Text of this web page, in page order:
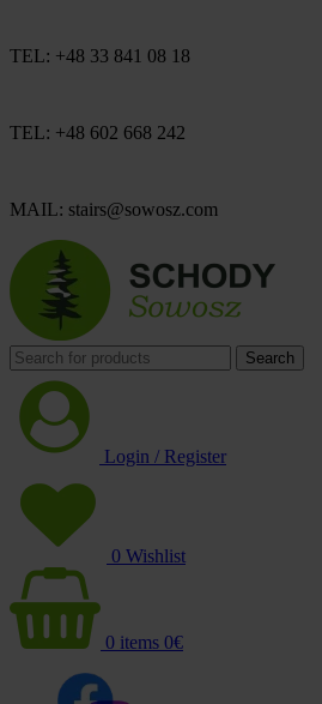
TEL: +48 33 841 08 18
TEL: +48 602 668 242
MAIL: stairs@sowosz.com
Search
Login / Register
0 Wishlist
0 items 0€